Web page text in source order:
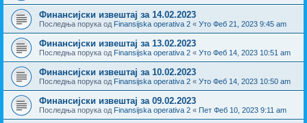
Финансијски извештај за 14.02.2023
Последња порука од Finansijska operativa 2 « Уто Феб 21, 2023 9:45 am
Финансијски извештај за 13.02.2023
Последња порука од Finansijska operativa 2 « Уто Феб 14, 2023 10:51 am
Финансијски извештај за 10.02.2023
Последња порука од Finansijska operativa 2 « Уто Феб 14, 2023 10:50 am
Финансијски извештај за 09.02.2023
Последња порука од Finansijska operativa 2 « Пет Феб 10, 2023 9:11 am